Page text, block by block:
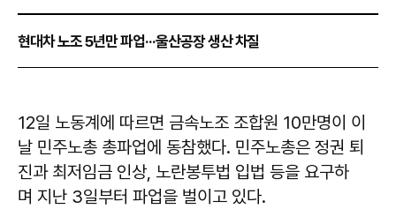
현대차 노조 5년만 파업···울산공장 생산 차질
12일 노동계에 따르면 금속노조 조합원 10만명이 이
날 민주노총 총파업에 동참했다. 민주노총은 정권 퇴
진과 최저임금 인상, 노란봉투법 입법 등을 요구하
며 지난 3일부터 파업을 벌이고 있다.